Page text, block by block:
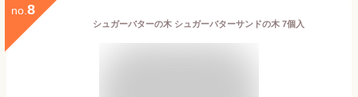
no. 8
シュガーバターの木 シュガーバターサンドの木 7個入